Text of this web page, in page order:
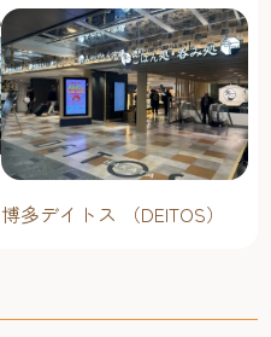
博多デイトス （DEITOS）